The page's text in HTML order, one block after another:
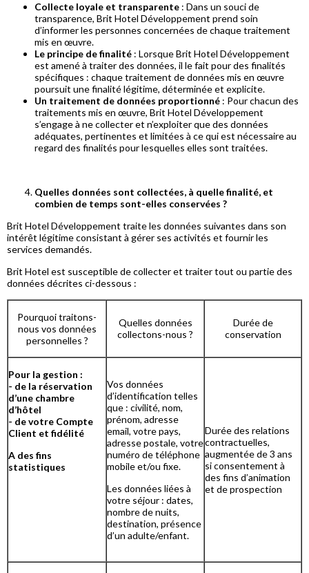
Collecte loyale et transparente : Dans un souci de
transparence, Brit Hotel Développement prend soin
d’informer les personnes concernées de chaque traitement
mis en œuvre.
Le principe de finalité : Lorsque Brit Hotel Développement
est amené à traiter des données, il le fait pour des finalités
spécifiques : chaque traitement de données mis en œuvre
poursuit une finalité légitime, déterminée et explicite.
Un traitement de données proportionné : Pour chacun des
traitements mis en œuvre, Brit Hotel Développement
s’engage à ne collecter et n’exploiter que des données
adéquates, pertinentes et limitées à ce qui est nécessaire au
regard des finalités pour lesquelles elles sont traitées.
Quelles données sont collectées, à quelle finalité, et
combien de temps sont-elles conservées ?
Brit Hotel Développement traite les données suivantes dans son
intérêt légitime consistant à gérer ses activités et fournir les
services demandés.
Brit Hotel est susceptible de collecter et traiter tout ou partie des
données décrites ci-dessous :
Pourquoi traitons-
nous vos données
personnelles ?
Quelles données
collectons-nous ?
Durée de
conservation
Pour la gestion :
- de la réservation
d’une chambre
d’hôtel
- de votre Compte
Client et fidélité
A des fins
statistiques
Vos données
d’identification telles
que : civilité, nom,
prénom, adresse
email, votre pays,
adresse postale, votre
numéro de téléphone
mobile et/ou fixe.
Les données liées à
votre séjour : dates,
nombre de nuits,
destination, présence
d’un adulte/enfant.
Durée des relations
contractuelles,
augmentée de 3 ans
si consentement à
des fins d’animation
et de prospection